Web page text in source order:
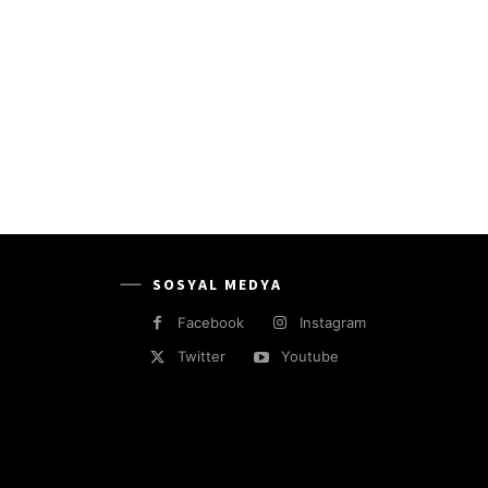
SOSYAL MEDYA
Facebook
Instagram
Twitter
Youtube